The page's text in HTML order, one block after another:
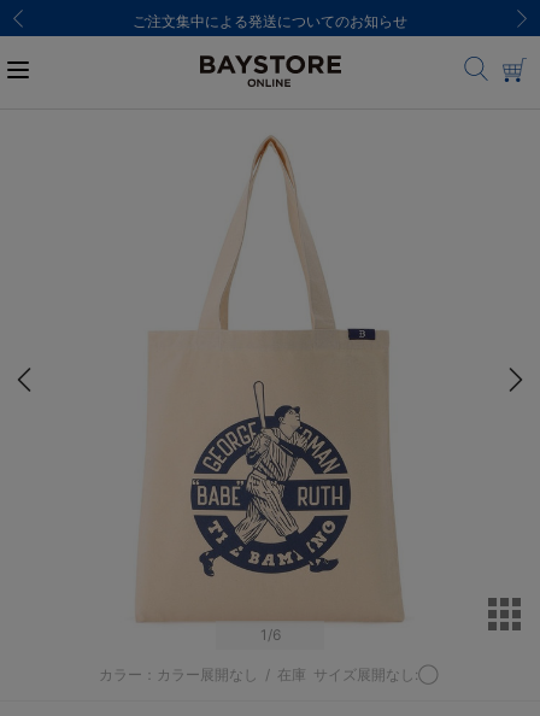
ご注文集中による発送についてのお知らせ
1 /6
カラー：カラー展開なし / 在庫 サイズ展開なし:◯